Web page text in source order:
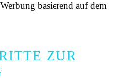
basierend auf dem
ZUR